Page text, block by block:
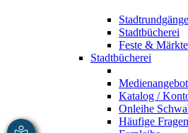
Stadtrundgänge
Stadtbücherei
Feste & Märkte
Stadtbücherei
Katalog /
Onleihe
Häufige Fragen